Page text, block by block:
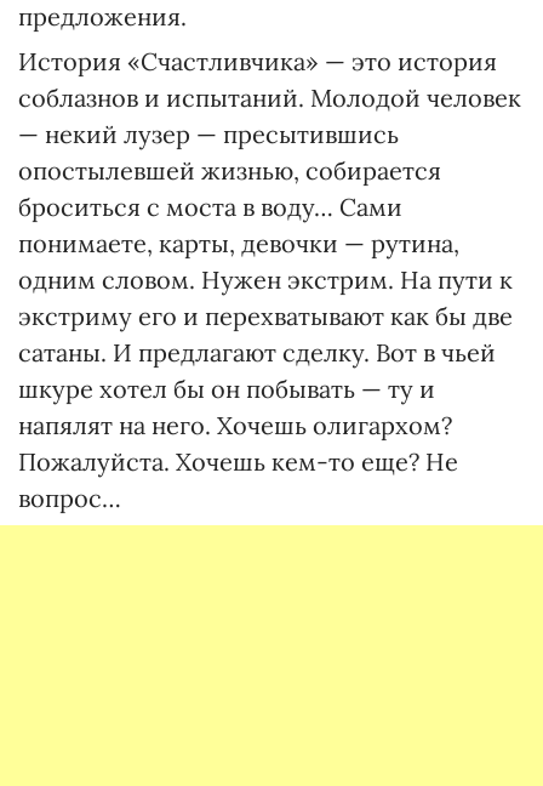
предложения.
История «Счастливчика» — это история
соблазнов и испытаний. Молодой человек
— некий лузер — пресытившись
опостылевшей жизнью, собирается
броситься с моста в воду… Сами
понимаете, карты, девочки — рутина,
одним словом. Нужен экстрим. На пути к
экстриму его и перехватывают как бы две
сатаны. И предлагают сделку. Вот в чьей
шкуре хотел бы он побывать — ту и
напялят на него. Хочешь олигархом?
Пожалуйста. Хочешь кем-то еще? Не
вопрос…